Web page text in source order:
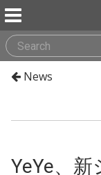
News
YeYe、